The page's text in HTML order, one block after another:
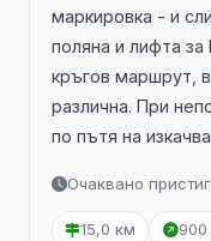
маркировка - и
поляна и лифта за
кръгов маршрут,
различна. При
по пътя на
Очаквано
15,0 км 900